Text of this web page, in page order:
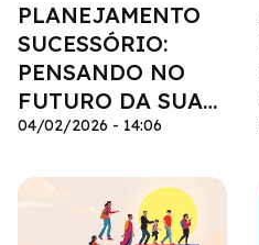
PLANEJAMENTO
SUCESSÓRIO:
PENSANDO NO
FUTURO DA SUA
FAMÍLIA
04/02/2026 - 14:06